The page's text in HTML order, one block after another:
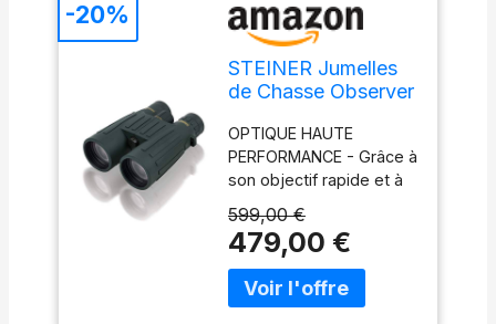
STEINER Jumelles
de Chasse Observer
qualité Allemande,
remplie d'azote,
Conception de Bord
de Toit légère,
Images Brillantes
même dans de
Mauvaises
Conditions
OPTIQUE HAUTE
PERFORMANCE - Grâce à
son objectif rapide et à
élevé, l'Observer 8x56
fournit des images
lumineuses et brillantes
même au crépuscule ou
599,00 €
479,00 €
-20%